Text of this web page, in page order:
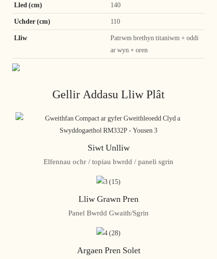
Lled (cm) 140
Uchder (cm) 110
Lliw
Patrwm brethyn titaniwm + oddi
ar wyn + oren
Gellir Addasu Lliw Plât
Siwt Unlliw
Elfennau ochr / topiau bwrdd / paneli sgrin
Lliw Grawn Pren
Panel Bwrdd Gwaith/Sgrin
Argaen Pren Solet